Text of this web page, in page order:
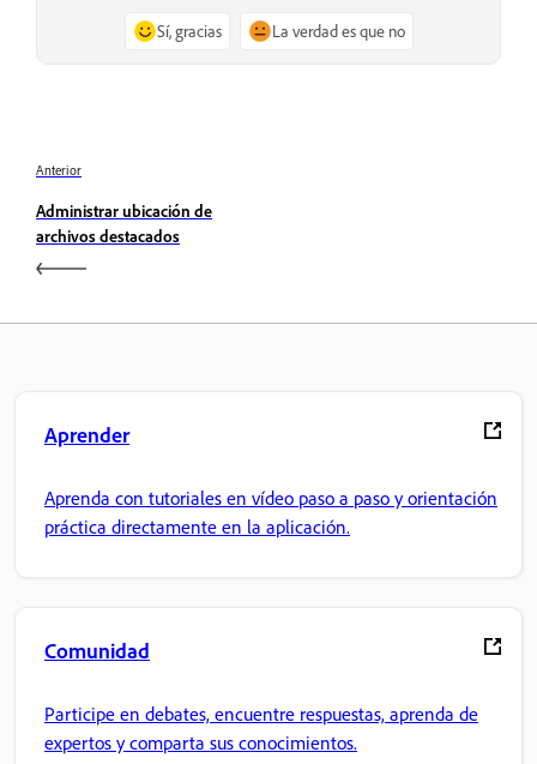
Sí, gracias La verdad es que no
Anterior
Administrar ubicación de
archivos destacados
Aprender
Aprenda con tutoriales en vídeo paso a paso y orientación
práctica directamente en la aplicación.
Comunidad
Participe en debates, encuentre respuestas, aprenda de
expertos y comparta sus conocimientos.